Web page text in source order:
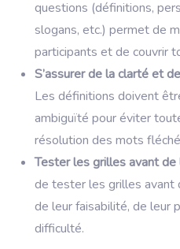
questions (définitions,
slogans, etc.) permet de
participants et de couvrir
S’assurer de la clarté et
Les définitions doivent
ambiguïté pour éviter
résolution des mots
Tester les grilles avant de
de tester les grilles avant
de leur faisabilité, de leur
difficulté.